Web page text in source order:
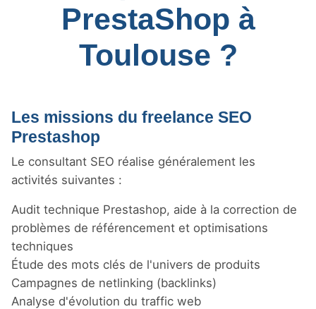
PrestaShop à
Toulouse ?
Les missions du freelance SEO
Prestashop
Le consultant SEO réalise généralement les
activités suivantes :
Audit technique Prestashop, aide à la correction de
problèmes de référencement et optimisations
techniques
Étude des mots clés de l'univers de produits
Campagnes de netlinking (backlinks)
Analyse d'évolution du traffic web